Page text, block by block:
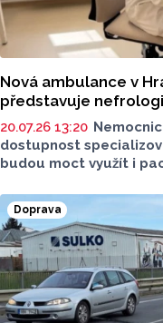
Nová ambulance v
představuje
20.07.26 13:20
dostupnost
budou moct využít i
odborným vedením
Nemocnice AGEL
přináší možnost
Doprava